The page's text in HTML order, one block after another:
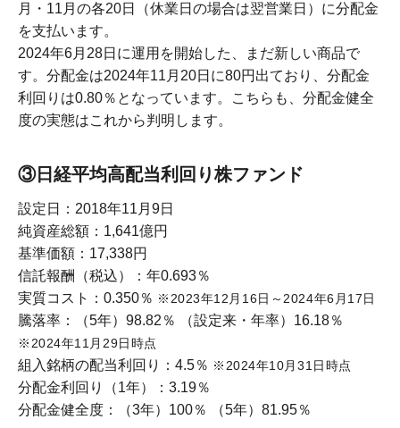
月・11月の各20日（休業日の場合は翌営業日）に分配金
を支払います。
2024年6月28日に運用を開始した、まだ新しい商品で
す。分配金は2024年11月20日に80円出ており、分配金
利回りは0.80％となっています。こちらも、分配金健全
度の実態はこれから判明します。
③日経平均高配当利回り株ファンド
設定日：2018年11月9日
純資産総額：1,641億円
基準価額：17,338円
信託報酬（税込）：年0.693％
実質コスト：0.350％ ※2023年12月16日～2024年6月17日
騰落率：（5年）98.82％ （設定来・年率）16.18％
※2024年11月29日時点
組入銘柄の配当利回り：4.5％ ※2024年10月31日時点
分配金利回り（1年）：3.19％
分配金健全度：（3年）100％ （5年）81.95％